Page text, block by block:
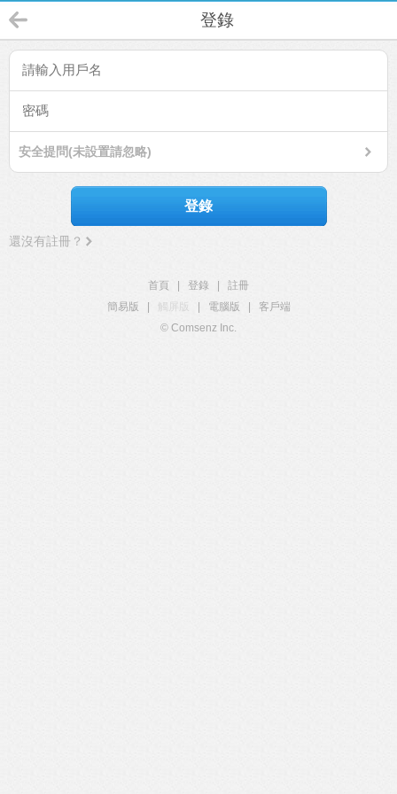
登錄
安全提問(未設置請忽略)
登錄
還沒有註冊？
首頁 登錄
註冊
簡易版
觸屏版 電腦版
客戶端
© Comsenz Inc.